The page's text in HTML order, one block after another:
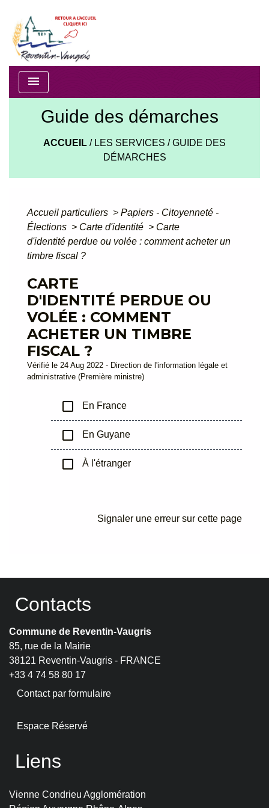
menu
Guide des démarches
ACCUEIL / LES SERVICES /GUIDE DES
DÉMARCHES
Accueil particuliers > Papiers - Citoyenneté -
Élections > Carte d'identité > Carte
d'identité perdue ou volée : comment acheter un
timbre fiscal ?
CARTE
D'IDENTITÉ PERDUE OU
VOLÉE : COMMENT
ACHETER UN TIMBRE
FISCAL ?
Vérifié le 24 Aug 2022 - Direction de l'information légale et
administrative (Première ministre)
check_box_outline_blank En France
check_box_outline_blank En Guyane
check_box_outline_blank À l'étranger
Signaler une erreur sur cette page
Contacts
Commune de Reventin-Vaugris
85, rue de la Mairie
38121 Reventin-Vaugris - FRANCE
+33 4 74 58 80 17
Contact par formulaire
Espace Réservé
Liens
Vienne Condrieu Agglomération